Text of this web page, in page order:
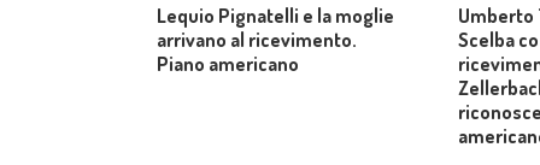
Lequio Pignatelli e la moglie
arrivano al ricevimento.
Piano americano
Umberto
Scelba